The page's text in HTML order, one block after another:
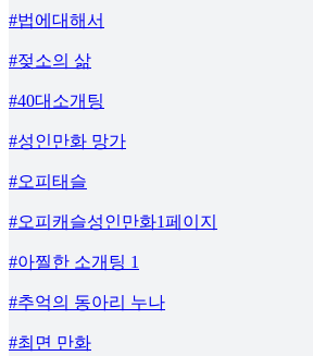
#법에대해서
#젖소의 삶
#40대소개팅
#성인만화 망가
#오피태슬
#오피캐슬성인만화1페이지
#아찔한 소개팅 1
#추억의 동아리 누나
#최면 만화